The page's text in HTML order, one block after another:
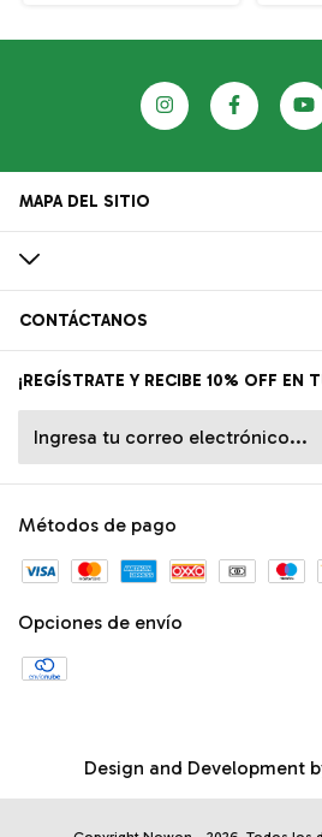
MAPA DEL SITIO
CONTÁCTANOS
¡REGÍSTRATE Y RECIBE 10% OFF EN
Métodos de pago
Opciones de envío
Design and Development